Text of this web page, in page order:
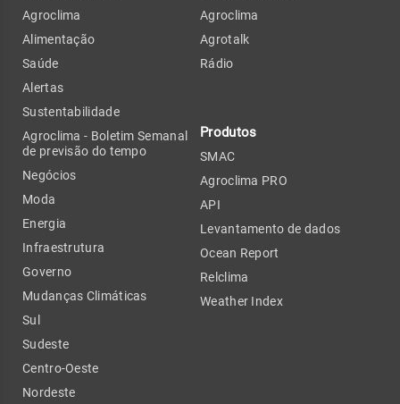
Agroclima
Alimentação
Saúde
Alertas
Sustentabilidade
Agroclima - Boletim Semanal
de previsão do tempo
Negócios
Moda
Energia
Infraestrutura
Governo
Mudanças Climáticas
Sul
Sudeste
Centro-Oeste
Nordeste
Agroclima
Agrotalk
Rádio
Produtos
SMAC
Agroclima PRO
API
Levantamento de dados
Ocean Report
Relclima
Weather Index